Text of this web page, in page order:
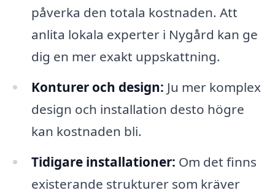
påverka den totala kostnaden. Att
anlita lokala experter i Nygård kan ge
dig en mer exakt uppskattning.
Konturer och design: Ju mer komplex
design och installation desto högre
kan kostnaden bli.
Tidigare installationer: Om det finns
existerande strukturer som kräver